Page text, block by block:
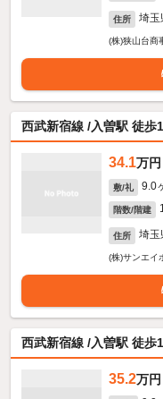
住所 埼玉
(株)狭山台
西武新宿線 /入曽駅 徒歩
34.1万円
敷/礼 9.0
階数/階建
住所 埼玉
(株)サンエイ
西武新宿線 /入曽駅 徒歩
35.2万円